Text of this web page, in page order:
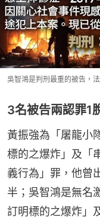
吳智鴻是判刑最重的被告，
3名被告兩認罪1
黃振強為「屠龍小
標的之爆炸」及「
義行為」罪，他曾
半；吳智鴻是無名
訂明標的之爆炸」